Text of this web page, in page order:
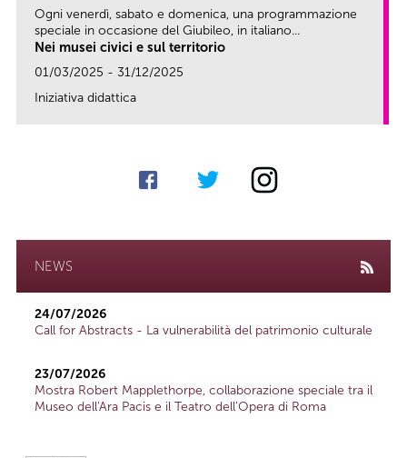
Ogni venerdì, sabato e domenica, una programmazione
speciale in occasione del Giubileo, in italiano...
Nei musei civici e sul territorio
01/03/2025 - 31/12/2025
Iniziativa didattica
NEWS
24/07/2026
Call for Abstracts - La vulnerabilità del patrimonio culturale
23/07/2026
Mostra Robert Mapplethorpe, collaborazione speciale tra il
Museo dell'Ara Pacis e il Teatro dell'Opera di Roma